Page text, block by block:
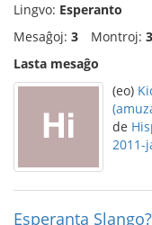
Lingvo: Esperanto
Mesaĝoj: 3 Montroj:
Lasta mesaĝo
(eo)
de
2011-
Esperanta Slango?